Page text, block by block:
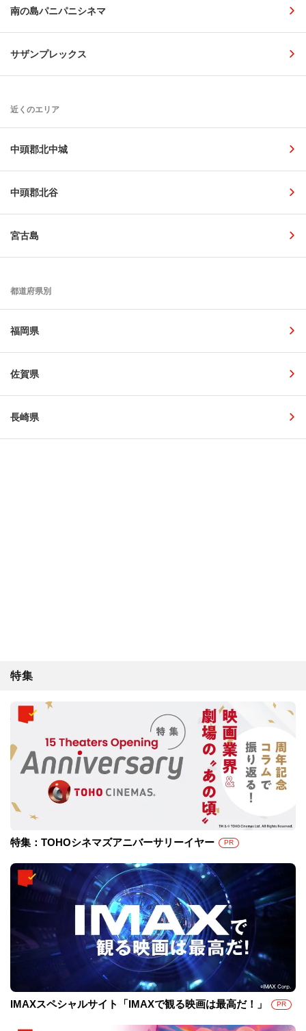
南の島パニパニシネマ
サザンプレックス
近くのエリア
中頭郡北中城
中頭郡北谷
宮古島
都道府県別
福岡県
佐賀県
長崎県
特集
特集：TOHOシネマズアニバーサリーイヤー PR
IMAXスペシャルサイト「IMAXで観る映画は最高だ！」 PR